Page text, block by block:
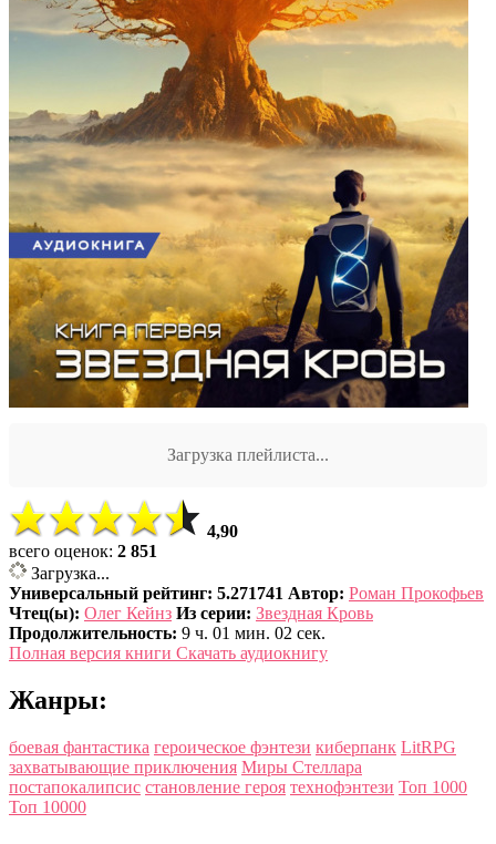
Загрузка плейлиста...
4,90
всего оценок: 2 851
Загрузка...
Универсальный рейтинг: 5.271741 Автор: Роман Прокофьев
Чтец(ы): Олег Кейнз Из серии: Звездная Кровь
Продолжительность: 9 ч. 01 мин. 02 сек.
Полная версия книги Скачать аудиокнигу
Жанры:
боевая фантастика героическое фэнтези киберпанк LitRPG
захватывающие приключения Миры Стеллара
постапокалипсис становление героя технофэнтези Топ 1000
Топ 10000